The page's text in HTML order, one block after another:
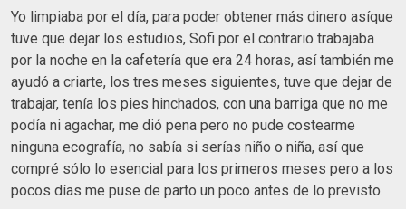
Yo limpiaba por el día, para poder obtener más dinero asíque
tuve que dejar los estudios, Sofi por el contrario trabajaba
por la noche en la cafetería que era 24 horas, así también me
ayudó a criarte, los tres meses siguientes, tuve que dejar de
trabajar, tenía los pies hinchados, con una barriga que no me
podía ni agachar, me dió pena pero no pude costearme
ninguna ecografía, no sabía si serías niño o niña, así que
compré sólo lo esencial para los primeros meses pero a los
pocos días me puse de parto un poco antes de lo previsto.